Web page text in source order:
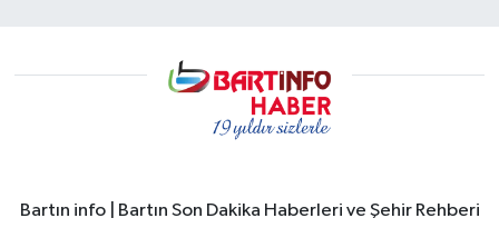
Bartın info | Bartın Son Dakika Haberleri ve Şehir Rehberi